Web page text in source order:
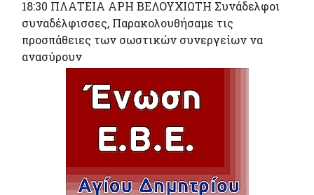
18:30 ΠΛΑΤΕΙΑ ΑΡΗ ΒΕΛΟΥΧΙΩΤΗ Συνάδελφοι
συναδέλφισσες, Παρακολουθήσαμε τις
προσπάθειες των σωστικών συνεργείων να
ανασύρουν